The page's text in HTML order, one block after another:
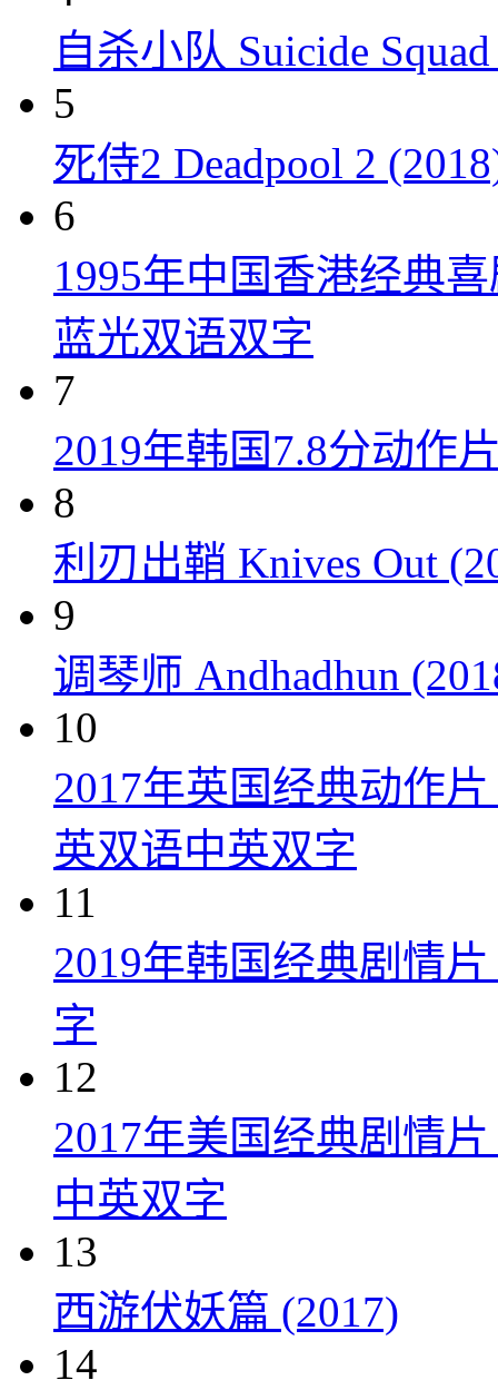
自杀小队 Suicide
5
死侍2 Deadpool 2
6
1995年中国香港经典
蓝光双语双字
7
2019年韩国7.8分动作
8
利刃出鞘 Knives Out
9
调琴师 Andhadhun
10
2017年英国经典动作
英双语中英双字
11
2019年韩国经典剧情
字
12
2017年美国经典剧情
中英双字
13
西游伏妖篇 (2017)
14